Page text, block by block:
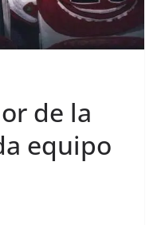
de la
equipo